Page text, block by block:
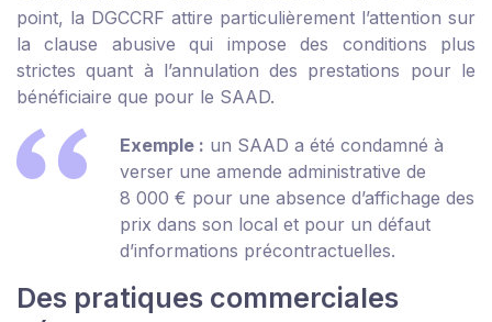
point, la DGCCRF attire particulièrement l’attention sur
la clause abusive qui impose des conditions plus
strictes quant à l’annulation des prestations pour le
bénéficiaire que pour le SAAD.
Exemple : un SAAD a été condamné à
verser une amende administrative de
8 000 € pour une absence d’affichage des
prix dans son local et pour un défaut
d’informations précontractuelles.
Des pratiques commerciales